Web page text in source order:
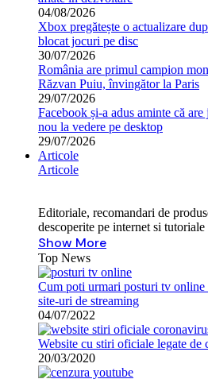
04/08/2026
Xbox pregătește o actualizare
blocat jocuri pe disc
30/07/2026
România are primul campion
Răzvan Puiu, învingător la Paris
29/07/2026
Facebook și-a adus aminte că
nou la vedere pe desktop
29/07/2026
Articole
Articole
Editoriale, recomandari de
descoperite pe internet si tutoriale
Show More
Top News
Cum poti urmari posturi tv online
site-uri de streaming
04/07/2022
Website cu stiri oficiale legate de
20/03/2020